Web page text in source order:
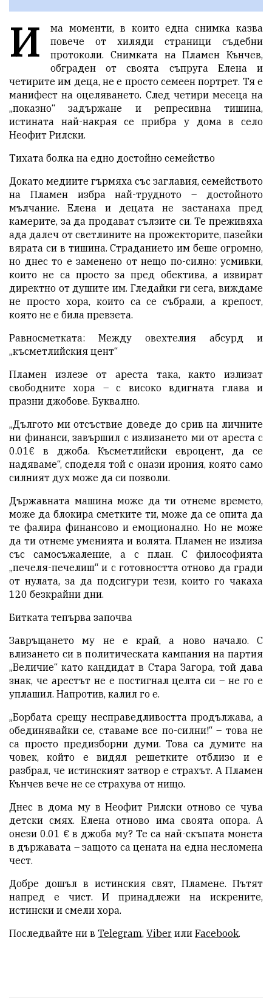
И
ма моменти, в които една снимка казва
повече от хиляди страници съдебни
протоколи. Снимката на Пламен Кънчев,
обграден от своята съпруга Елена и
четирите им деца, не е просто семеен портрет. Тя е
манифест на оцеляването. След четири месеца на
„показно“ задържане и репресивна тишина,
истината най-накрая се прибра у дома в село
Неофит Рилски.
Тихата болка на едно достойно семейство
Докато медиите гърмяха със заглавия, семейството
на Пламен избра най-трудното – достойното
мълчание. Елена и децата не застанаха пред
камерите, за да продават сълзите си. Те преживяха
ада далеч от светлините на прожекторите, пазейки
вярата си в тишина. Страданието им беше огромно,
но днес то е заменено от нещо по-силно: усмивки,
които не са просто за пред обектива, а извират
директно от душите им. Гледайки ги сега, виждаме
не просто хора, които са се събрали, а крепост,
която не е била превзета.
Равносметката: Между овехтелия абсурд и
„късметлийския цент“
Пламен излезе от ареста така, както излизат
свободните хора – с високо вдигната глава и
празни джобове. Буквално.
„Дългото ми отсъствие доведе до срив на личните
ни финанси, завършил с излизането ми от ареста с
0.01€ в джоба. Късметлийски евроцент, да се
надяваме“, споделя той с онази ирония, която само
силният дух може да си позволи.
Държавната машина може да ти отнеме времето,
може да блокира сметките ти, може да се опита да
те фалира финансово и емоционално. Но не може
да ти отнеме уменията и волята. Пламен не излиза
със самосъжаление, а с план. С философията
„печеля-печелиш“ и с готовността отново да гради
от нулата, за да подсигури тези, които го чакаха
120 безкрайни дни.
Битката тепърва започва
Завръщането му не е край, а ново начало. С
влизането си в политическата кампания на партия
„Величие“ като кандидат в Стара Загора, той дава
знак, че арестът не е постигнал целта си – не го е
уплашил. Напротив, калил го е.
„Борбата срещу несправедливостта продължава, а
обединявайки се, ставаме все по-силни!“ – това не
са просто предизборни думи. Това са думите на
човек, който е видял решетките отблизо и е
разбрал, че истинският затвор е страхът. А Пламен
Кънчев вече не се страхува от нищо.
Днес в дома му в Неофит Рилски отново се чува
детски смях. Елена отново има своята опора. А
онези 0.01 € в джоба му? Те са най-скъпата монета
в държавата – защото са цената на една несломена
чест.
Добре дошъл в истинския свят, Пламене. Пътят
напред е чист. И принадлежи на искрените,
истински и смели хора.
Последвайте ни в Telegram, Viber или Facebook.